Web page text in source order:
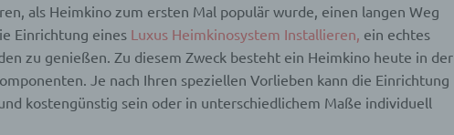
als Heimkino zum ersten Mal populär wurde, einen langen Weg
Einrichtung eines Luxus Heimkinosystem Installieren, ein echtes
zu genießen. Zu diesem Zweck besteht ein Heimkino heute in der
Je nach Ihren speziellen Vorlieben kann die Einrichtung
kostengünstig sein oder in unterschiedlichem Maße individuell